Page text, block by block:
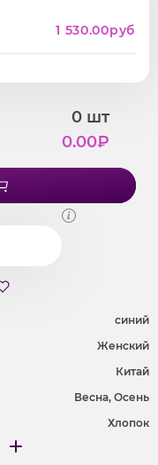
1 530.00руб
0 шт
0.00₽
cиний
Женский
Китай
Весна, Осень
Хлопок